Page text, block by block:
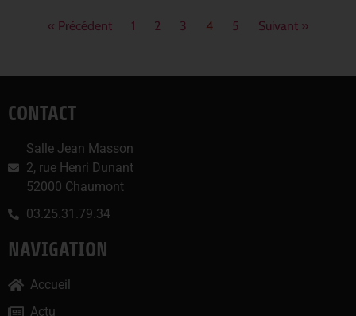
« Précédent 1 2 3 4 5 Suivant »
CONTACT
Salle Jean Masson
2, rue Henri Dunant
52000 Chaumont
03.25.31.79.34
NAVIGATION
Accueil
Actu